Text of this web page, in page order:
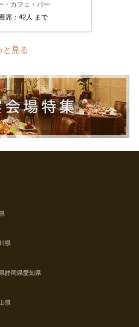
・カフェ・バー
席：42人 まで
と見る
県
静岡県愛知県
県